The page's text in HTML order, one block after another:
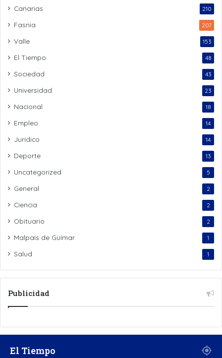
Canarias 210
Fasnia 207
Valle 153
El Tiempo 48
Sociedad 43
Universidad 23
Nacional 18
Empleo 14
Jurídico 14
Deporte 13
Uncategorized 5
General 2
Ciencia 2
Obituario 2
Malpaís de Güímar 1
Salud 1
Publicidad
El Tiempo